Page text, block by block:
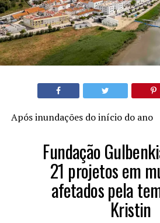
Após inundações do início do ano
Fundação
21 projetos em
afetados pela
Kristin